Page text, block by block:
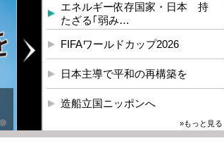
エネルギー依存国家・日本 持
たざる｢弱み…
FIFAワールドカップ2026
日本主導で平和の再構築を
造船立国ニッポンへ
»もっと見る